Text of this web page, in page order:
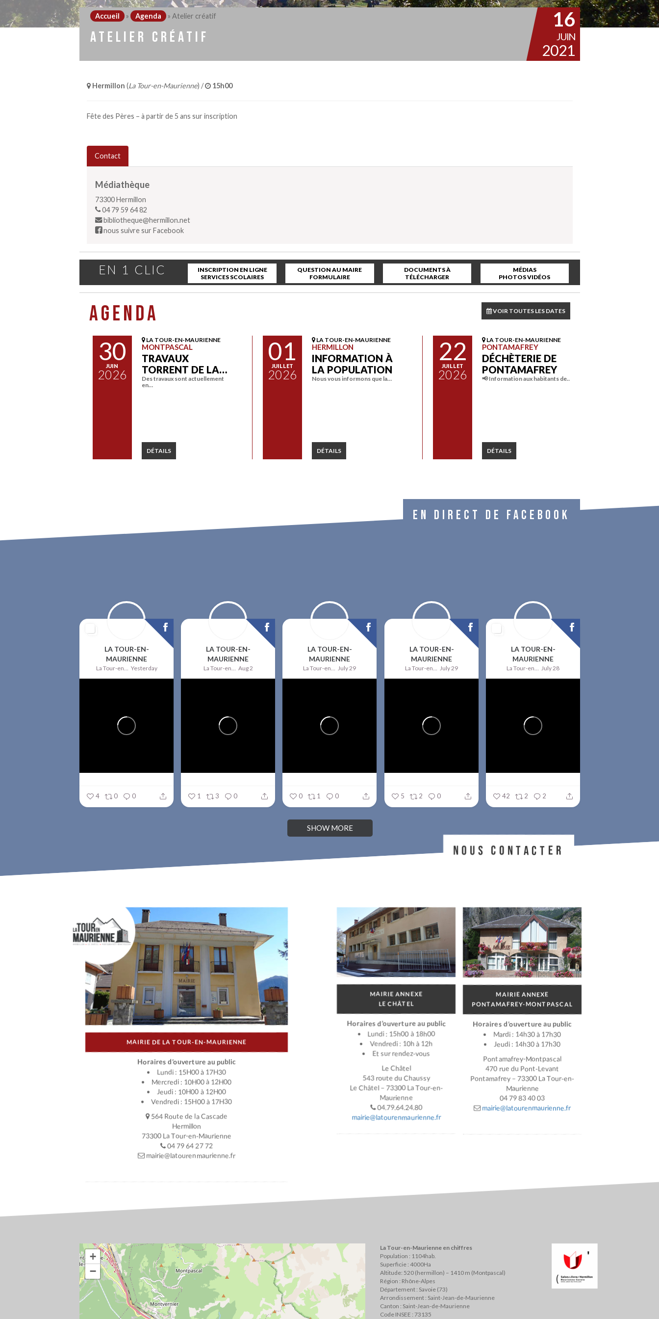
16
JUIN
2021
Accueil » Agenda » Atelier créatif
ATELIER CRÉATIF
Hermillon (La Tour-en-Maurienne) / 15h00
Fête des Pères – à partir de 5 ans sur inscription
Contact
Médiathèque
73300 Hermillon
04 79 59 64 82
bibliotheque@hermillon.net
nous suivre sur Facebook
EN 1 CLIC
INSCRIPTION EN LIGNE
SERVICES SCOLAIRES
QUESTION AU MAIRE
FORMULAIRE
DOCUMENTS À
TÉLÉCHARGER
MÉDIAS
PHOTOS VIDÉOS
AGENDA VOIR TOUTES LES DATES
30
JUIN
2026
LA TOUR-EN-MAURIENNE
MONTPASCAL
TRAVAUX
TORRENT DE LA…
Des travaux sont actuellement
en…
DÉTAILS
01
JUILLET
2026
LA TOUR-EN-MAURIENNE
HERMILLON
INFORMATION À
LA POPULATION
Nous vous informons que la…
DÉTAILS
22
JUILLET
2026
LA TOUR-EN-MAURIENNE
PONTAMAFREY
DÉCHÈTERIE DE
PONTAMAFREY
📢 Information aux habitants de…
DÉTAILS
EN DIRECT DE FACEBOOK
LA TOUR-EN-
MAURIENNE
Yesterday
4 0 0
LA TOUR-EN-
MAURIENNE
Aug 2
1 3 0
LA TOUR-EN-
MAURIENNE
July 29
0 1 0
LA TOUR-EN-
MAURIENNE
July 29
5 2 0
LA TOUR-EN-
MAURIENNE
July 28
42 2 2
SHOW MORE
NOUS CONTACTER
MAIRIE DE LA TOUR-EN-MAURIENNE
Horaires d’ouverture au public
Lundi : 15H00 à 17H30
Mercredi : 10H00 à 12H00
Jeudi : 10H00 à 12H00
Vendredi : 15H00 à 17H30
564 Route de la Cascade
Hermillon
73300 La Tour-en-Maurienne
04 79 64 27 72
mairie@latourenmaurienne.fr
MAIRIE ANNEXE
LE CHÂTEL
Horaires d’ouverture au public
Lundi : 15h00 à 18h00
Vendredi : 10h à 12h
Et sur rendez-vous
Le Châtel
543 route du Chaussy
Le Châtel – 73300 La Tour-en-
Maurienne
04.79.64.24.80
mairie@latourenmaurienne.fr
MAIRIE ANNEXE
PONTAMAFREY-MONTPASCAL
Horaires d’ouverture au public
Mardi : 14h30 à 17h30
Jeudi : 14h30 à 17h30
Pontamafrey-Montpascal
470 rue du Pont-Levant
Pontamafrey – 73300 La Tour-en-
Maurienne
04 79 83 40 03
mairie@latourenmaurienne.fr
+
−
La Tour-en-Maurienne en chiffres
Population : 1104hab.
Superficie : 4000Ha
Altitude: 520 (hermillon) – 1410 m (Montpascal)
Région : Rhône-Alpes
Département : Savoie (73)
Arrondissement : Saint-Jean-de-Maurienne
Canton : Saint-Jean-de-Maurienne
Code INSEE : 73135